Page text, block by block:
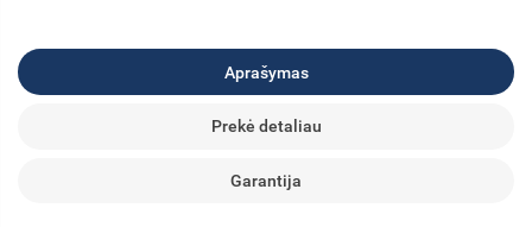
Aprašymas
Prekė detaliau
Garantija